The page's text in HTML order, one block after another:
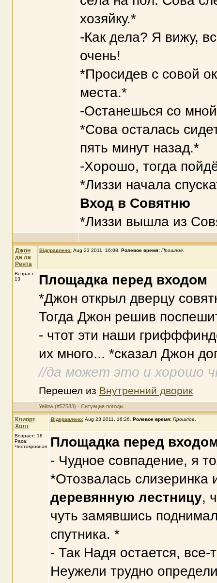
хозяйку.*
-Как дела? Я вижу,
очень!
*Просидев с совой
места.*
-Останешься со
*Сова осталась
пять минут назад.*
-Хорошо, тогда
*Лиззи начала
Вход в Совятню
*Лиззи вышла из
Джон
де ла
Рента
Відправлено: Aug 23 2011, 16:08 Ролевое время: Прошлое.
Возраст:
13
Площадка перед входом
*Джон открыл дверцу
Тогда Джон решив
- чтот эти наши
их много... *сказал Джон
//да может это и хорошо
Перешел из Внутренний дворик
Yellow(#57583) · Ситуация погоды
Клиорт
Холт
Відправлено: Aug 23 2011, 16:26 Ролевое время: Прошлое.
Возраст: 18
Раса:
Чистокровная
Площадка перед
- Чудное совпадение, я
*Отозвалась слизеринка
деревянную лестницу,
чуть замявшись
спутника. *
- Так Надя остается,
Неужели трудно